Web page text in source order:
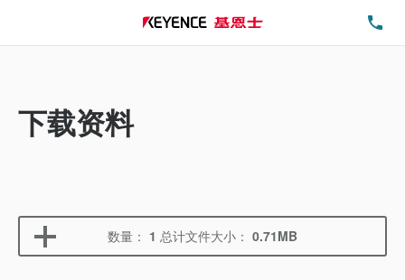
下载资料
数量： 1 总计文件大小： 0.71MB